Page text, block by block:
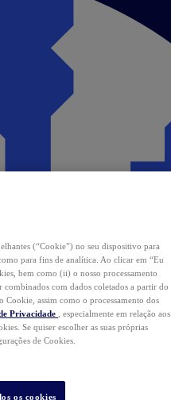
(“Cookie”) no seu dispositivo para
para fins de analítica. Ao clicar em “Eu
bem como (ii) o nosso processamento
combinados com dados coletados a partir do
Cookie, assim como o processamento dos
Privacidade
, especialmente em relação aos
Se quiser escolher as suas próprias
de Cookies.
os cookies